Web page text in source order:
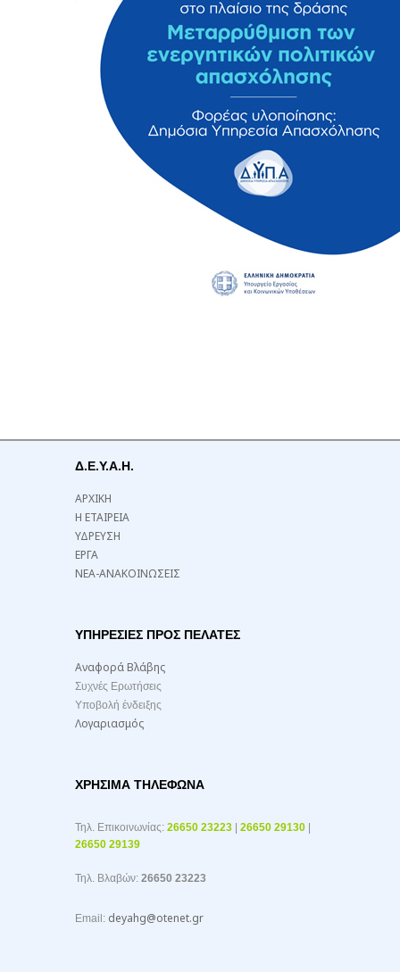
Δ.Ε.Υ.Α.Η.
ΑΡΧΙΚΗ
Η ΕΤΑΙΡΕΙΑ
ΥΔΡΕΥΣΗ
ΕΡΓΑ
ΝΕΑ-ΑΝΑΚΟΙΝΩΣΕΙΣ
ΥΠΗΡΕΣΙΕΣ ΠΡΟΣ ΠΕΛΑΤΕΣ
Αναφορά Βλάβης
Συχνές Ερωτήσεις
Υποβολή ένδειξης
Λογαριασμός
ΧΡΉΣΙΜΑ ΤΗΛΈΦΩΝΑ
Τηλ. Επικοινωνίας: 26650 23223 26650 29130
26650 29139
Τηλ. Βλαβών: 26650 23223
Email: deyahg@otenet.gr